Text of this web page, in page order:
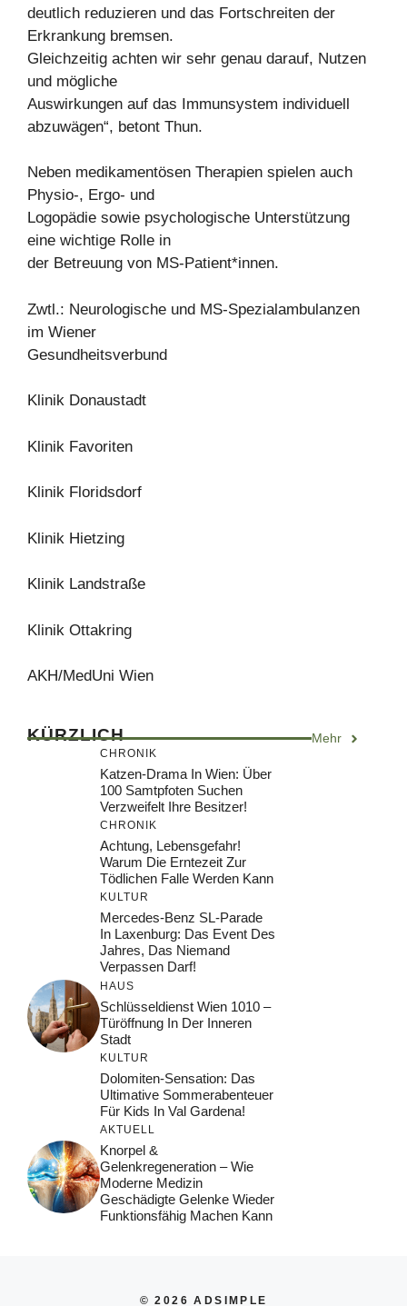
deutlich reduzieren und das Fortschreiten der
Erkrankung bremsen.
Gleichzeitig achten wir sehr genau darauf, Nutzen
und mögliche
Auswirkungen auf das Immunsystem individuell
abzuwägen“, betont Thun.
Neben medikamentösen Therapien spielen auch
Physio-, Ergo- und
Logopädie sowie psychologische Unterstützung
eine wichtige Rolle in
der Betreuung von MS-Patient*innen.
Zwtl.: Neurologische und MS-Spezialambulanzen
im Wiener
Gesundheitsverbund
Klinik Donaustadt
Klinik Favoriten
Klinik Floridsdorf
Klinik Hietzing
Klinik Landstraße
Klinik Ottakring
AKH/MedUni Wien
KÜRZLICH Mehr
CHRONIK
Katzen-Drama In Wien: Über
100 Samtpfoten Suchen
Verzweifelt Ihre Besitzer!
CHRONIK
Achtung, Lebensgefahr!
Warum Die Erntezeit Zur
Tödlichen Falle Werden Kann
KULTUR
Mercedes-Benz SL-Parade
In Laxenburg: Das Event Des
Jahres, Das Niemand
Verpassen Darf!
HAUS
Schlüsseldienst Wien 1010 –
Türöffnung In Der Inneren
Stadt
KULTUR
Dolomiten-Sensation: Das
Ultimative Sommerabenteuer
Für Kids In Val Gardena!
AKTUELL
Knorpel &
Gelenkregeneration – Wie
Moderne Medizin
Geschädigte Gelenke Wieder
Funktionsfähig Machen Kann
© 2026 ADSIMPLE